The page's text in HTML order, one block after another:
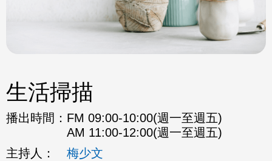
生活掃描
播出時間： FM 09:00-10:00(週一至週五)
AM 11:00-12:00(週一至週五)
主持人：
梅少文